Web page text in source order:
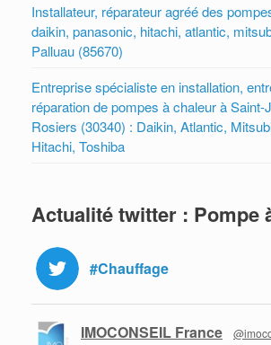
Installateur, réparateur agréé des
daikin, panasonic, hitachi, atlantic,
Palluau (85670)
Entreprise spécialiste en installation,
réparation de pompes à chaleur à Saint-
Rosiers (30340) : Daikin, Atlantic,
Hitachi, Toshiba
Actualité twitter : Pompe
#Chauffage
IMOCONSEIL France